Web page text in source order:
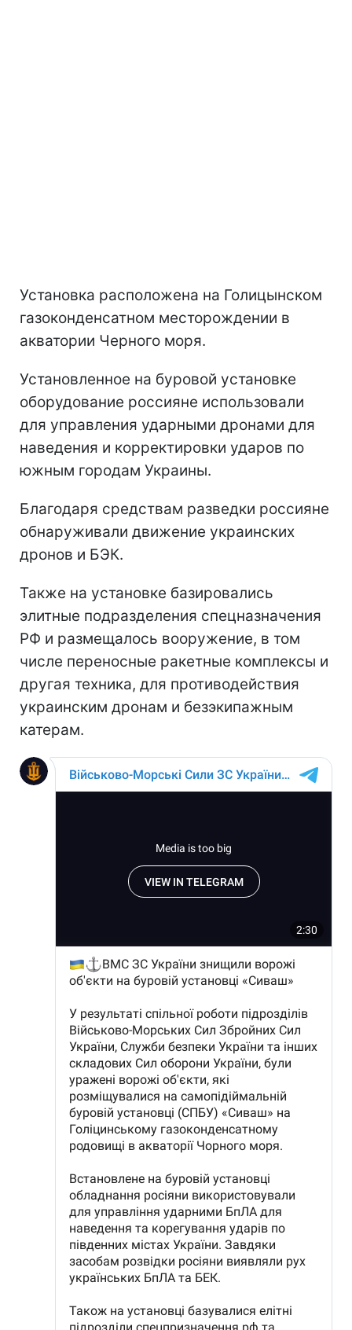
Установка расположена на Голицынском
газоконденсатном месторождении в
акватории Черного моря.
Установленное на буровой установке
оборудование россияне использовали
для управления ударными дронами для
наведения и корректировки ударов по
южным городам Украины.
Благодаря средствам разведки россияне
обнаруживали движение украинских
дронов и БЭК.
Также на установке базировались
элитные подразделения спецназначения
РФ и размещалось вооружение, в том
числе переносные ракетные комплексы и
другая техника, для противодействия
украинским дронам и безэкипажным
катерам.